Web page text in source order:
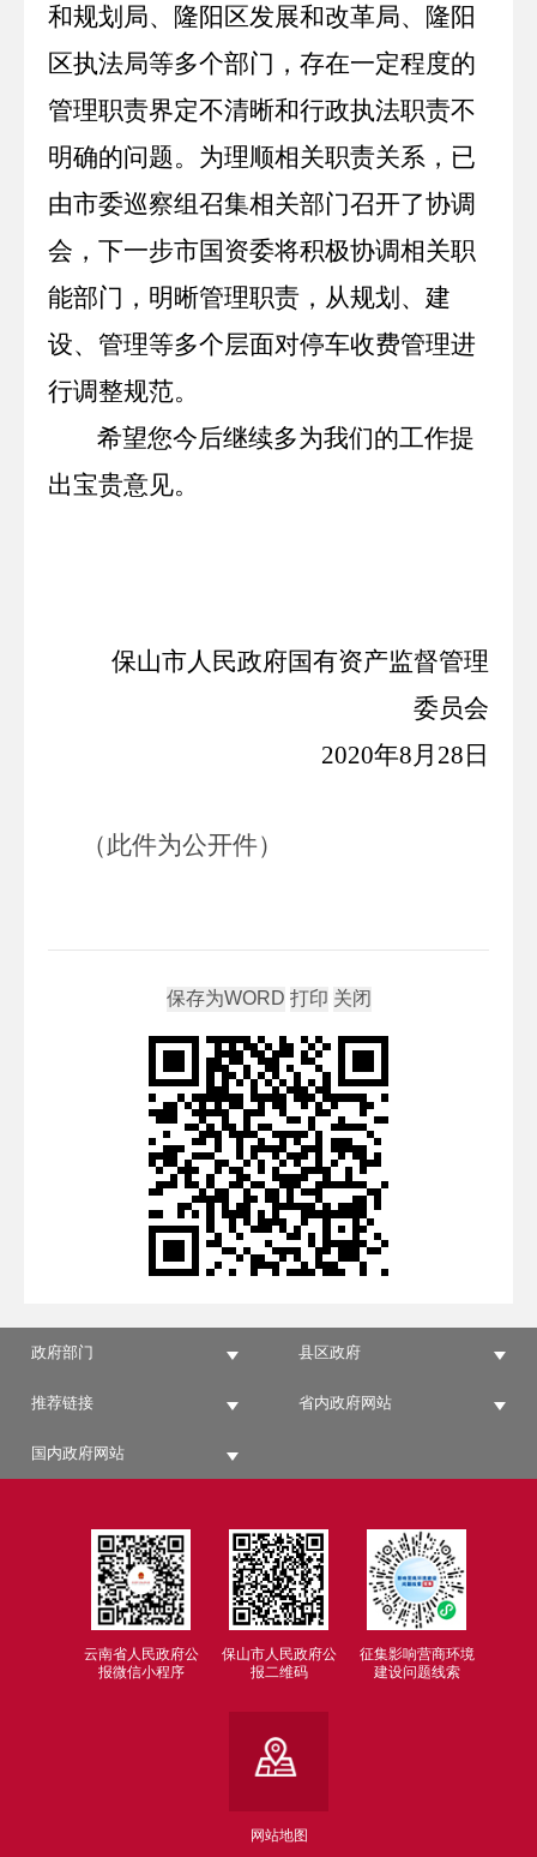
和规划局、隆阳区发展和改革局、隆阳
区执法局等多个部门，存在一定程度的
管理职责界定不清晰和行政执法职责不
明确的问题。为理顺相关职责关系，已
由市委巡察组召集相关部门召开了协调
会，下一步市国资委将积极协调相关职
能部门，明晰管理职责，从规划、建
设、管理等多个层面对停车收费管理进
行调整规范。
希望您今后继续多为我们的工作提
出宝贵意见。
保山市人民政府国有资产监督管理
委员会
2020年8月 28 日
（此件为公开件）
政府部门 县区政府
推荐链接 省内政府网站
国内政府网站
云南省人民政府公
报微信小程序
保山市人民政府公
报二维码
征集影响营商环境
建设问题线索
网站地图